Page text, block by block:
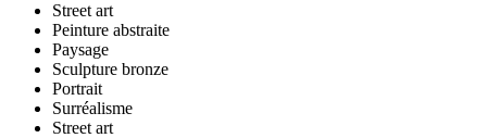
Street art
Peinture abstraite
Paysage
Sculpture bronze
Portrait
Surréalisme
Street art